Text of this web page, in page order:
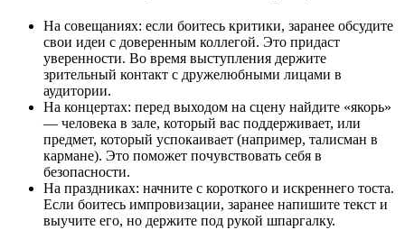
На совещаниях: если боитесь критики, заранее обсудите
свои идеи с доверенным коллегой. Это придаст
уверенности. Во время выступления держите
зрительный контакт с дружелюбными лицами в
аудитории.
На концертах: перед выходом на сцену найдите «якорь»
— человека в зале, который вас поддерживает, или
предмет, который успокаивает (например, талисман в
кармане). Это поможет почувствовать себя в
безопасности.
На праздниках: начните с короткого и искреннего тоста.
Если боитесь импровизации, заранее напишите текст и
выучите его, но держите под рукой шпаргалку.